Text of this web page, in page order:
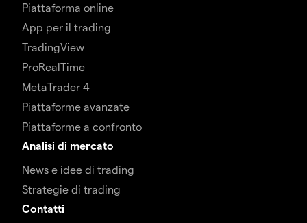
Piattaforma online
App per il trading
TradingView
ProRealTime
MetaTrader 4
Piattaforme avanzate
Piattaforme a confronto
Analisi di mercato
News e idee di trading
Strategie di trading
Contatti